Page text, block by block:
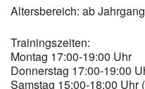
Altersbereich: ab
Trainingszeiten:
Montag 17:00-19:00 Uhr
Donnerstag 17:00-19:00
Samstag 15:00-18:00 Uhr